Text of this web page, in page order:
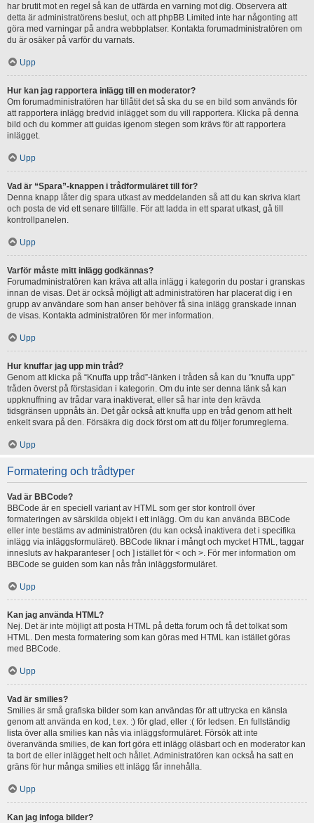
har brutit mot en regel så kan de utfärda en varning mot dig. Observera att
detta är administratörens beslut, och att phpBB Limited inte har någonting att
göra med varningar på andra webbplatser. Kontakta forumadministratören om
du är osäker på varför du varnats.
Upp
Hur kan jag rapportera inlägg till en moderator?
Om forumadministratören har tillåtit det så ska du se en bild som används för
att rapportera inlägg bredvid inlägget som du vill rapportera. Klicka på denna
bild och du kommer att guidas igenom stegen som krävs för att rapportera
inlägget.
Upp
Vad är “Spara”-knappen i trådformuläret till för?
Denna knapp låter dig spara utkast av meddelanden så att du kan skriva klart
och posta de vid ett senare tillfälle. För att ladda in ett sparat utkast, gå till
kontrollpanelen.
Upp
Varför måste mitt inlägg godkännas?
Forumadministratören kan kräva att alla inlägg i kategorin du postar i granskas
innan de visas. Det är också möjligt att administratören har placerat dig i en
grupp av användare som han anser behöver få sina inlägg granskade innan
de visas. Kontakta administratören för mer information.
Upp
Hur knuffar jag upp min tråd?
Genom att klicka på “Knuffa upp tråd”-länken i tråden så kan du "knuffa upp"
tråden överst på förstasidan i kategorin. Om du inte ser denna länk så kan
uppknuffning av trådar vara inaktiverat, eller så har inte den krävda
tidsgränsen uppnåts än. Det går också att knuffa upp en tråd genom att helt
enkelt svara på den. Försäkra dig dock först om att du följer forumreglerna.
Upp
Formatering och trådtyper
Vad är BBCode?
BBCode är en speciell variant av HTML som ger stor kontroll över
formateringen av särskilda objekt i ett inlägg. Om du kan använda BBCode
eller inte bestäms av administratören (du kan också inaktivera det i specifika
inlägg via inläggsformuläret). BBCode liknar i mångt och mycket HTML, taggar
innesluts av hakparanteser [ och ] istället för < och >. För mer information om
BBCode se guiden som kan nås från inläggsformuläret.
Upp
Kan jag använda HTML?
Nej. Det är inte möjligt att posta HTML på detta forum och få det tolkat som
HTML. Den mesta formatering som kan göras med HTML kan istället göras
med BBCode.
Upp
Vad är smilies?
Smilies är små grafiska bilder som kan användas för att uttrycka en känsla
genom att använda en kod, t.ex. :) för glad, eller :( för ledsen. En fullständig
lista över alla smilies kan nås via inläggsformuläret. Försök att inte
överanvända smilies, de kan fort göra ett inlägg oläsbart och en moderator kan
ta bort de eller inlägget helt och hållet. Administratören kan också ha satt en
gräns för hur många smilies ett inlägg får innehålla.
Upp
Kan jag infoga bilder?